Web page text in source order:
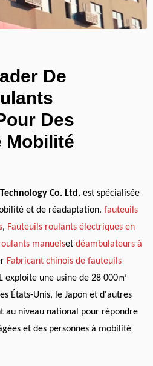
De
Des
Mobilité
Co. Ltd. est spécialisée
et de réadaptation.fauteuils
, Fauteuils roulants électriques en
manuelsetdéambulateurs à
Fabricant chinois de fauteuils
exploite une usine de 28 000㎡
États-Unis, le Japon et d'autres
au niveau national pour répondre
et des personnes à mobilité